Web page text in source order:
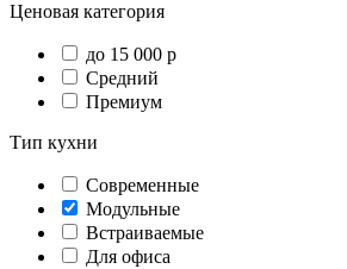
Ценовая категория
до 15 000 р
Средний
Премиум
Тип кухни
Современные
Модульные
Встраиваемые
Для офиса